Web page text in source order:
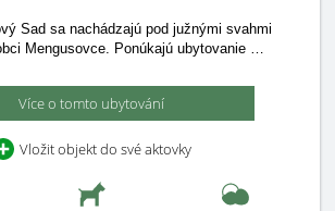
Sad sa nachádzajú pod južnými svahmi
Mengusovce. Ponúkajú ubytovanie …
Více o tomto ubytování
Vložit objekt do své aktovky